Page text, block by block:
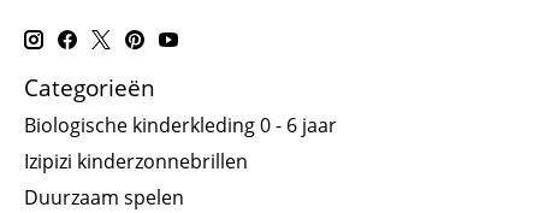
Categorieën
Biologische kinderkleding 0 - 6 jaar
Izipizi kinderzonnebrillen
Duurzaam spelen